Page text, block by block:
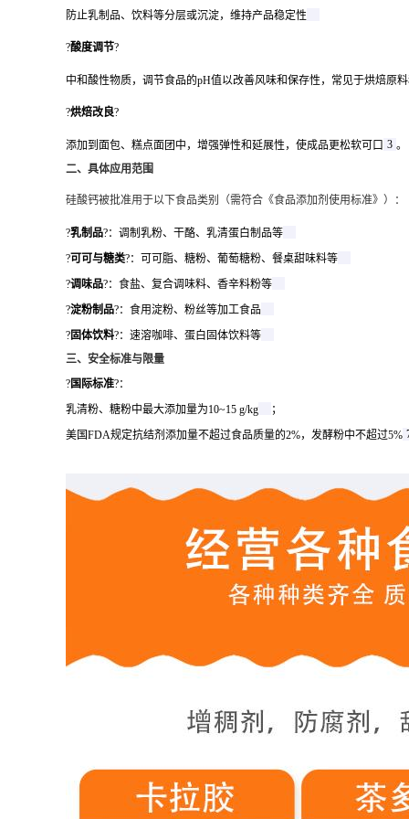
防止乳制品、饮料等分层或沉淀，维持产品稳定性
?酸度调节?
中和酸性物质，调节食品的pH值以改善风味和保存性，常见于烘焙原
?烘焙改良?
添加到面包、糕点面团中，增强弹性和延展性，使成品更松软可口 3 。
二、具体应用范围
硅酸钙被批准用于以下食品类别（需符合《食品添加剂使用标准》）：
?乳制品?：调制乳粉、干酪、乳清蛋白制品等
?可可与糖类?：可可脂、糖粉、葡萄糖粉、餐桌甜味料等
?调味品?：食盐、复合调味料、香辛料粉等
?淀粉制品?：食用淀粉、粉丝等加工食品
?固体饮料?：速溶咖啡、蛋白固体饮料等
三、安全标准与限量
?国际标准?：
乳清粉、糖粉中最大添加量为10~15 g/kg
；
美国FDA规定抗结剂添加量不超过食品质量的2%，发酵粉中不超过5%